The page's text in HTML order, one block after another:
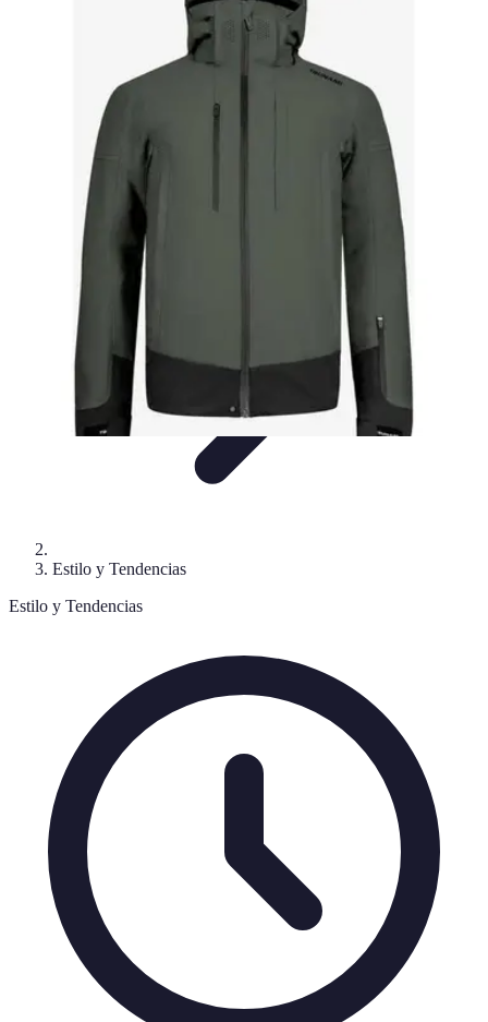
Estilos de Moda Tendencias
Estilos y Atuendos
Moda Hombre
Estilo y Tendencias
Estilo y Tendencias